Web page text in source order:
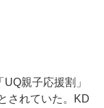
親子応援割」
されていた。KD